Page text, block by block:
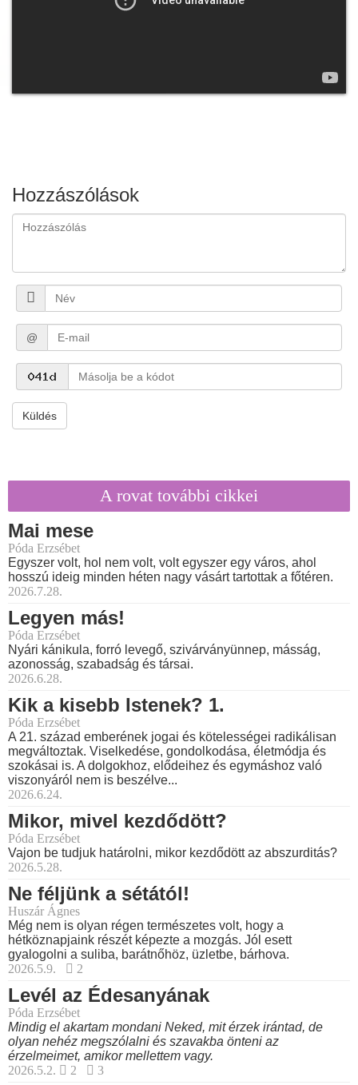
Hozzászólások
@
Küldés
A rovat további cikkei
Mai mese
Póda Erzsébet
Egyszer volt, hol nem volt, volt egyszer egy város, ahol
hosszú ideig minden héten nagy vásárt tartottak a főtéren.
2026.7.28.
Legyen más!
Póda Erzsébet
Nyári kánikula, forró levegő, szivárványünnep, másság,
azonosság, szabadság és társai.
2026.6.28.
Kik a kisebb Istenek? 1.
Póda Erzsébet
A 21. század emberének jogai és kötelességei radikálisan
megváltoztak. Viselkedése, gondolkodása, életmódja és
szokásai is. A dolgokhoz, elődeihez és egymáshoz való
viszonyáról nem is beszélve...
2026.6.24.
Mikor, mivel kezdődött?
Póda Erzsébet
Vajon be tudjuk határolni, mikor kezdődött az abszurditás?
2026.5.28.
Ne féljünk a sétától!
Huszár Ágnes
Még nem is olyan régen természetes volt, hogy a
hétköznapjaink részét képezte a mozgás. Jól esett
gyalogolni a suliba, barátnőhöz, üzletbe, bárhova.
2026.5.9.
2
Levél az Édesanyának
Póda Erzsébet
Mindig el akartam mondani Neked, mit érzek irántad, de
olyan nehéz megszólalni és szavakba önteni az
érzelmeimet, amikor mellettem vagy.
2026.5.2.
2 3